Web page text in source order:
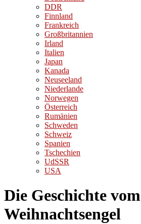
DDR
Finnland
Frankreich
Großbritannien
Irland
Italien
Japan
Kanada
Neuseeland
Niederlande
Norwegen
Österreich
Rumänien
Schweden
Schweiz
Spanien
Tschechien
UdSSR
USA
Die Geschichte vom
Weihnachtsengel